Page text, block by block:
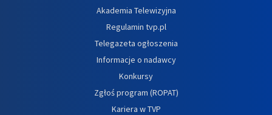
Akademia Telewizyjna
Regulamin tvp.pl
Telegazeta ogłoszenia
Informacje o nadawcy
Konkursy
Zgłoś program (ROPAT)
Kariera w TVP